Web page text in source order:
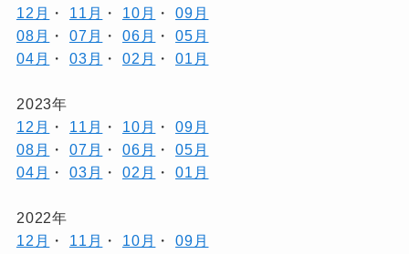
12月
・ 11月 ・ 10月 ・09月
08月
・ 07月 ・ 06月 ・05月
04月
・ 03月 ・ 02月 ・01月
2023年
12月
・ 11月 ・ 10月 ・09月
08月
・ 07月 ・ 06月 ・05月
04月
・ 03月 ・ 02月 ・01月
2022年
12月
・ 11月 ・ 10月 ・09月